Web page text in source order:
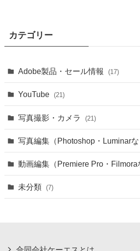
カテゴリー
Adobe製品・セール情報 (17)
YouTube (21)
写真撮影・カメラ (21)
写真編集（Photoshop・Luminarな
動画編集（Premiere Pro・Filmora
未分類 (7)